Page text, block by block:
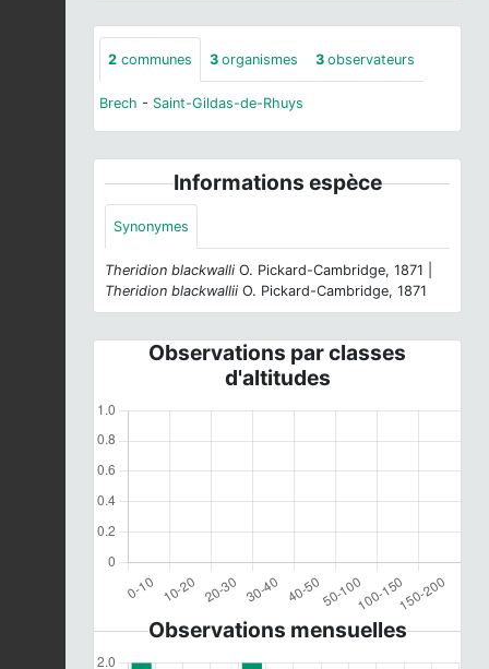
2 communes 3 organismes 3 observateurs
Brech - Saint-Gildas-de-Rhuys
Informations espèce
Synonymes
Theridion blackwalli O. Pickard-Cambridge, 1871 |
Theridion blackwallii O. Pickard-Cambridge, 1871
Observations par classes
d'altitudes
Observations mensuelles